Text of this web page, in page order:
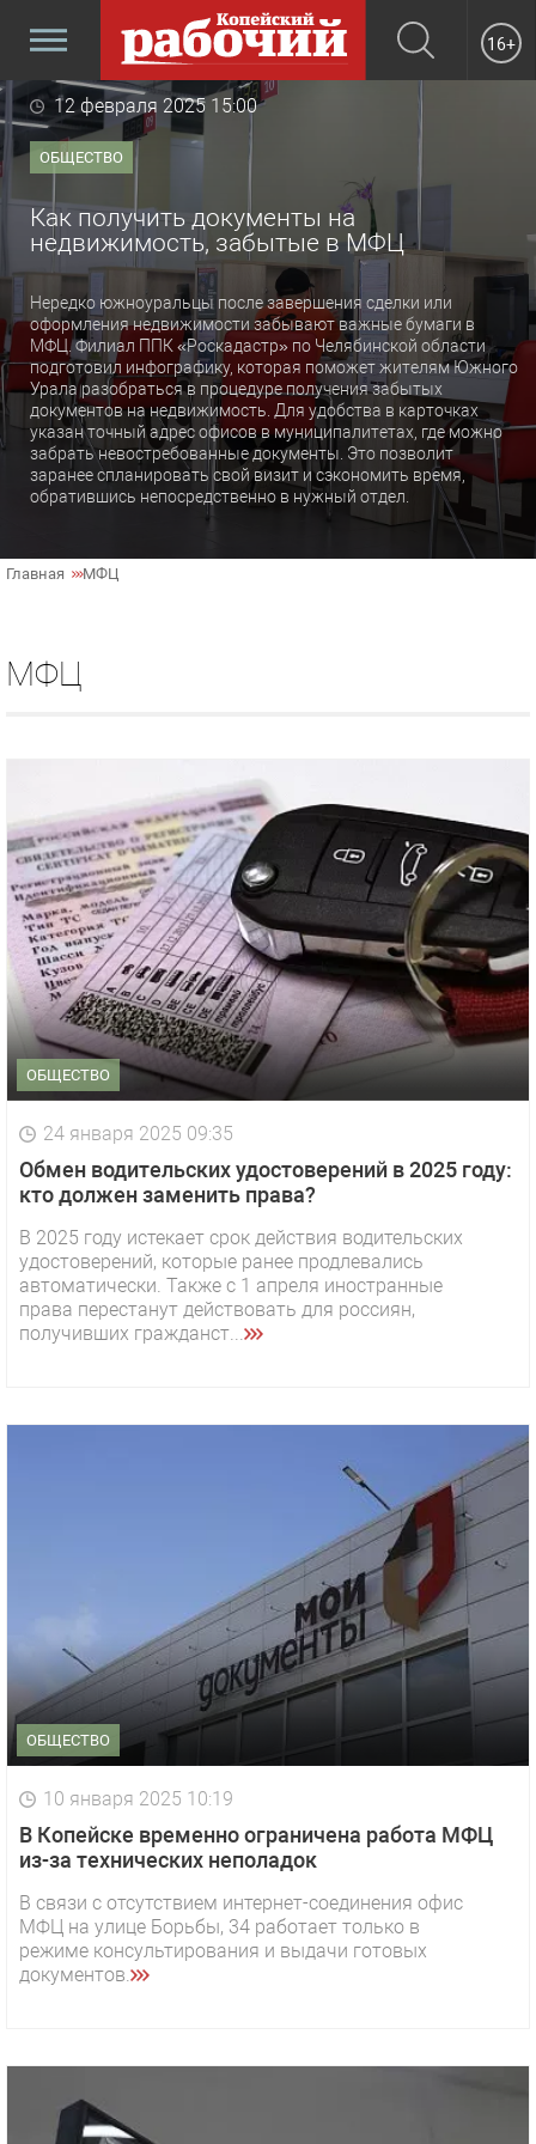
16+
12 февраля 2025 15:00
ОБЩЕСТВО
Как получить документы на
недвижимость, забытые в МФЦ
Нередко южноуральцы после завершения сделки или
оформления недвижимости забывают важные бумаги в
МФЦ. Филиал ППК «Роскадастр» по Челябинской области
подготовил инфографику, которая поможет жителям Южного
Урала разобраться в процедуре получения забытых
документов на недвижимость. Для удобства в карточках
указан точный адрес офисов в муниципалитетах, где можно
забрать невостребованные документы. Это позволит
заранее спланировать свой визит и сэкономить время,
обратившись непосредственно в нужный отдел.
Главная МФЦ
МФЦ
ОБЩЕСТВО
24 января 2025 09:35
Обмен водительских удостоверений в 2025 году:
кто должен заменить права?
В 2025 году истекает срок действия водительских
удостоверений, которые ранее продлевались
автоматически. Также с 1 апреля иностранные
права перестанут действовать для россиян,
получивших гражданст...
ОБЩЕСТВО
10 января 2025 10:19
В Копейске временно ограничена работа МФЦ
из-за технических неполадок
В связи с отсутствием интернет-соединения офис
МФЦ на улице Борьбы, 34 работает только в
режиме консультирования и выдачи готовых
документов.